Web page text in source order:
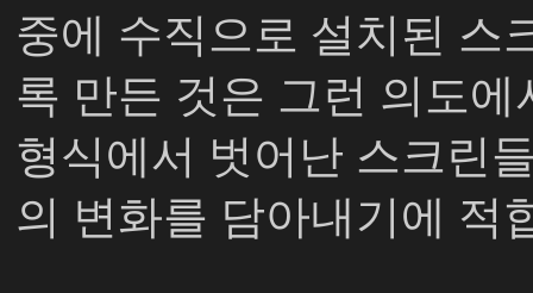
중에 수직으로 설치된 스
록 만든 것은 그런 의도
형식에서 벗어난 스크린
의 변화를 담아내기에 적